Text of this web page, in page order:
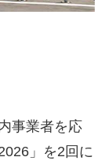
事業者を応
」を2回に